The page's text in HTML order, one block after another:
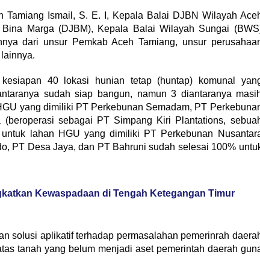
Tamiang Ismail, S. E. I, Kepala Balai DJBN Wilayah
Marga (DJBM), Kepala Balai Wilayah Sungai
dari unsur Pemkab Aceh Tamiang, unsur
40 lokasi hunian tetap (huntap) komunal
sudah siap bangun, namun 3 diantaranya
yang dimiliki PT Perkebunan Semadam, PT
sebagai PT Simpang Kiri Plantations,
lahan HGU yang dimiliki PT Perkebunan
PT Desa Jaya, dan PT Bahruni sudah selesai 100%
Kewaspadaan di Tengah Ketegangan Timur
solusi aplikatif terhadap permasalahan pemerinrah
tanah yang belum menjadi aset pemerintah daerah